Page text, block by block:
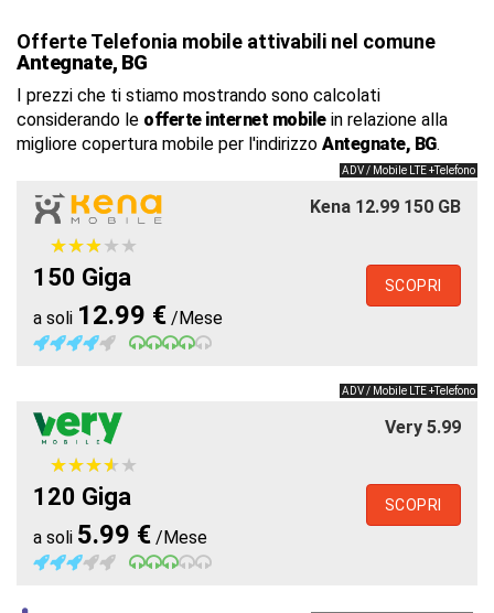
Offerte Telefonia mobile attivabili nel comune
Antegnate, BG
I prezzi che ti stiamo mostrando sono calcolati
considerando le offerte internet mobilein relazione alla
migliore copertura mobile per l'indirizzo Antegnate, BG.
ADV / Mobile LTE +Telefono
Kena 12.99 150 GB
★★★★★
★★★★★
150 Giga
a soli 12.99 € /Mese
SCOPRI
ADV / Mobile LTE +Telefono
Very 5.99
★★★★★
★★★★★
120 Giga
a soli 5.99 € /Mese
SCOPRI